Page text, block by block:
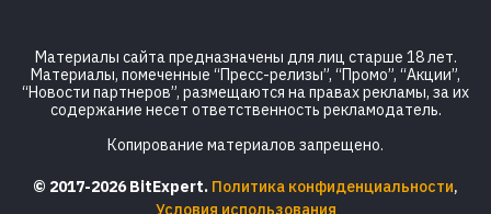
Материалы сайта предназначены для лиц старше 18 лет.
Материалы, помеченные “Пресс-релизы”, “Промо”, “Акции”,
“Новости партнеров”, размещаются на правах рекламы, за их
содержание несет ответственность рекламодатель.
Копирование материалов запрещено.
© 2017-2026 BitExpert. Политика конфиденциальности,
Условия использования